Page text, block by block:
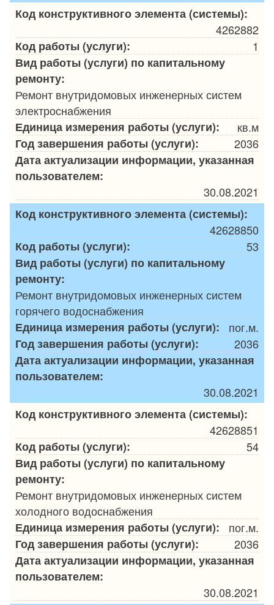
Код конструктивного элемента (системы):
4262882
Код работы (услуги):
1
Вид работы (услуги) по капитальному
ремонту:
Ремонт внутридомовых инженерных систем
электроснабжения
Единица измерения работы (услуги):
кв.м
Год завершения работы (услуги):
2036
Дата актуализации информации, указанная
пользователем:
30.08.2021
Код конструктивного элемента (системы):
42628850
Код работы (услуги):
53
Вид работы (услуги) по капитальному
ремонту:
Ремонт внутридомовых инженерных систем
горячего водоснабжения
Единица измерения работы (услуги):
пог.м.
Год завершения работы (услуги):
2036
Дата актуализации информации, указанная
пользователем:
30.08.2021
Код конструктивного элемента (системы):
42628851
Код работы (услуги):
54
Вид работы (услуги) по капитальному
ремонту:
Ремонт внутридомовых инженерных систем
холодного водоснабжения
Единица измерения работы (услуги):
пог.м.
Год завершения работы (услуги):
2036
Дата актуализации информации, указанная
пользователем:
30.08.2021